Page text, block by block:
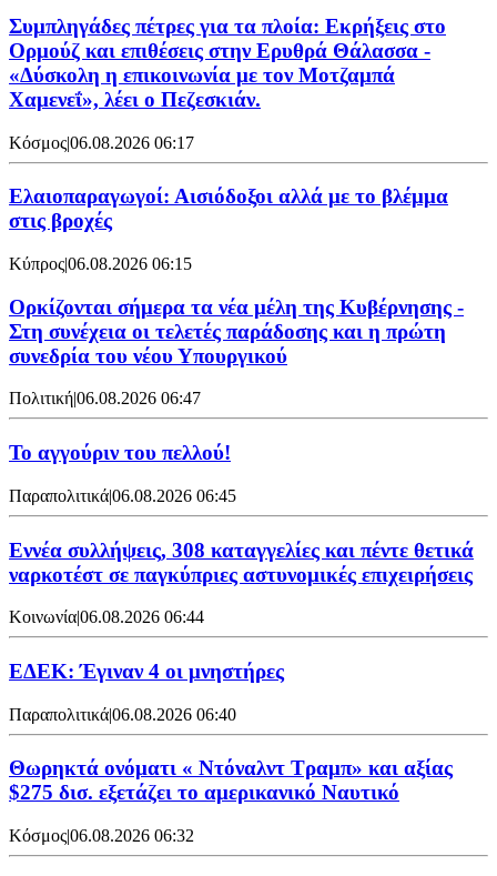
Συμπληγάδες πέτρες για τα πλοία: Εκρήξεις στο
Ορμούζ και επιθέσεις στην Ερυθρά Θάλασσα -
«Δύσκολη η επικοινωνία με τον Μοτζαμπά
Χαμενεΐ», λέει ο Πεζεσκιάν.
Κόσμος|06.08.2026 06:17
Ελαιοπαραγωγοί: Αισιόδοξοι αλλά με το βλέμμα
στις βροχές
Κύπρος|06.08.2026 06:15
Ορκίζονται σήμερα τα νέα μέλη της Κυβέρνησης -
Στη συνέχεια οι τελετές παράδοσης και η πρώτη
συνεδρία του νέου Υπουργικού
Πολιτική|06.08.2026 06:47
Το αγγούριν του πελλού!
Παραπολιτικά|06.08.2026 06:45
Εννέα συλλήψεις, 308 καταγγελίες και πέντε θετικά
ναρκοτέστ σε παγκύπριες αστυνομικές επιχειρήσεις
Κοινωνία|06.08.2026 06:44
ΕΔΕΚ: Έγιναν 4 οι μνηστήρες
Παραπολιτικά|06.08.2026 06:40
Θωρηκτά ονόματι « Ντόναλντ Τραμπ» και αξίας
$275 δισ. εξετάζει το αμερικανικό Ναυτικό
Κόσμος|06.08.2026 06:32